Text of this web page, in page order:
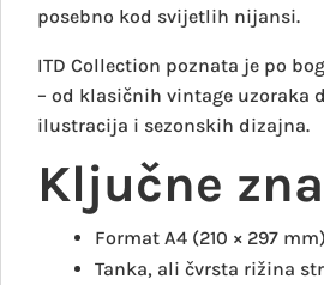
posebno kod svijetlih nijansi.
ITD Collection poznata je po
– od klasičnih vintage uzoraka
ilustracija i sezonskih dizajna.
Ključne
Format A4 (210 × 297 mm)
Tanka, ali čvrsta rižina